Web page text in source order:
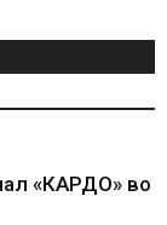
«КАРДО» во